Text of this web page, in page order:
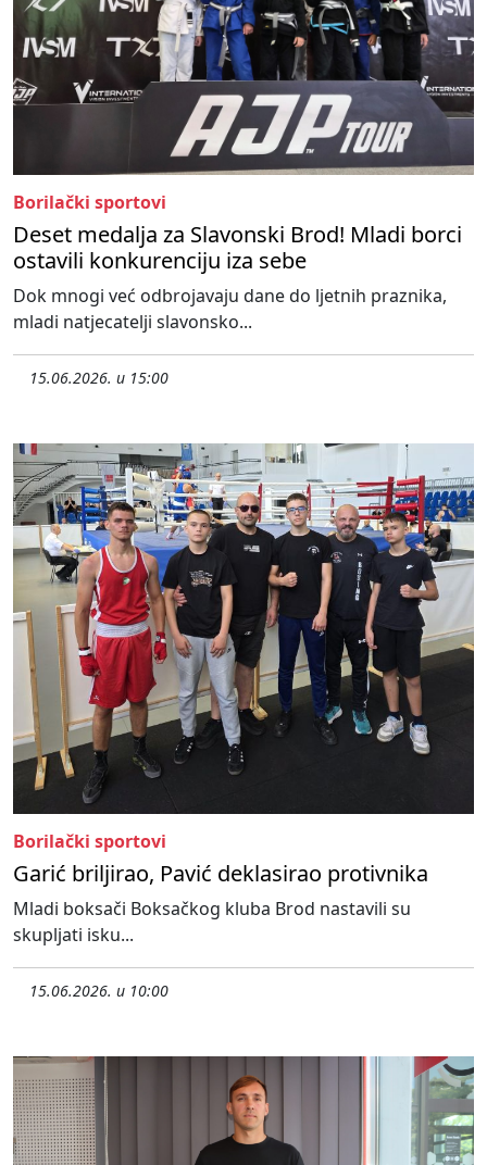
Borilački sportovi
Deset medalja za Slavonski Brod! Mladi borci
ostavili konkurenciju iza sebe
Dok mnogi već odbrojavaju dane do ljetnih praznika,
mladi natjecatelji slavonsko...
15.06.2026. u 15:00
Borilački sportovi
Garić briljirao, Pavić deklasirao protivnika
Mladi boksači Boksačkog kluba Brod nastavili su
skupljati isku...
15.06.2026. u 10:00